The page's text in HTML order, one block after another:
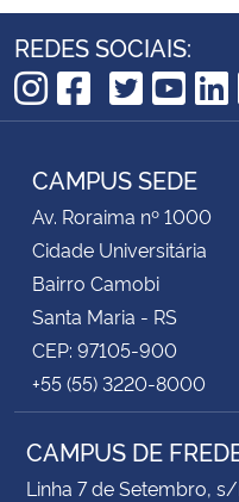
REDES SOCIAIS:
Instagram
Facebook
TikTok
Twitter
CAMPUS SEDE
Av. Roraima nº 1000
Cidade Universitária
Bairro Camobi
Santa Maria - RS
CEP: 97105-900
+55 (55) 3220-8000
CAMPUS DE
Linha 7 de Setembro,